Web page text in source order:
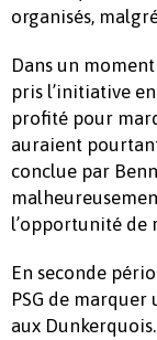
organisés,
Dans un
pris l’initiative
profité pour
auraient
conclue par
l’opportunité de
En seconde
PSG de
aux